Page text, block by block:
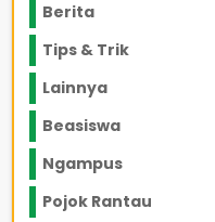
Berita
Tips & Trik
Lainnya
Beasiswa
Ngampus
Pojok Rantau